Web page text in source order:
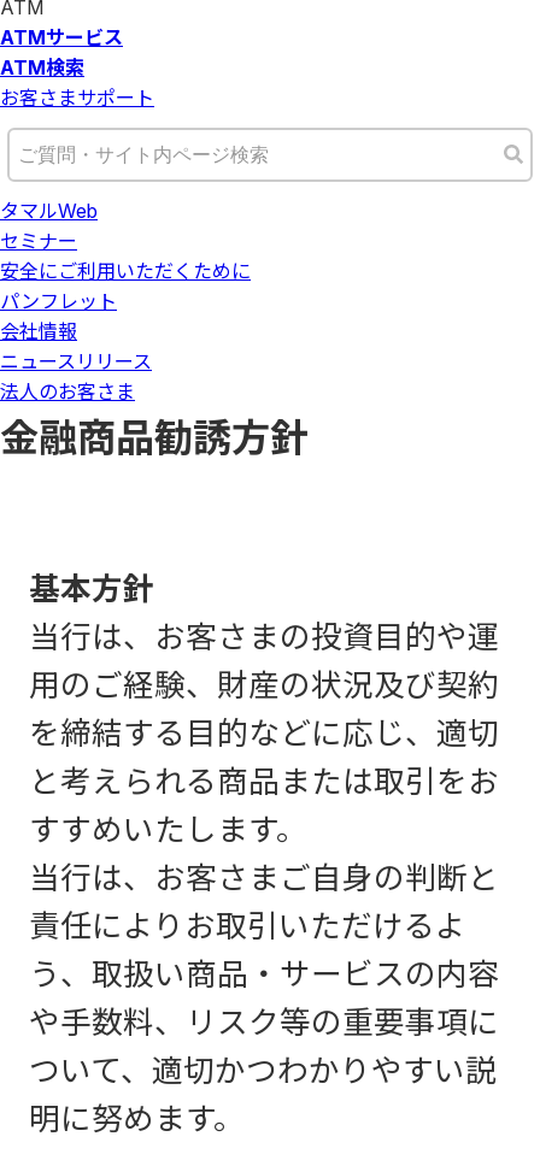
ATM
ATMサービス
ATM検索
お客さまサポート
タマルWeb
セミナー
安全にご利用いただくために
パンフレット
会社情報
ニュースリリース
法人のお客さま
金融商品勧誘方針
基本方針
当行は、お客さまの投資目的や運
用のご経験、財産の状況及び契約
を締結する目的などに応じ、適切
と考えられる商品または取引をお
すすめいたします。
当行は、お客さまご自身の判断と
責任によりお取引いただけるよ
う、取扱い商品・サービスの内容
や手数料、リスク等の重要事項に
ついて、適切かつわかりやすい説
明に努めます。